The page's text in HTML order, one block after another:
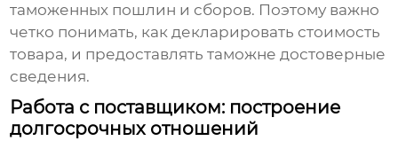
таможенных пошлин и сборов. Поэтому важно
четко понимать, как декларировать стоимость
товара, и предоставлять таможне достоверные
сведения.
Работа с поставщиком: построение
долгосрочных отношений